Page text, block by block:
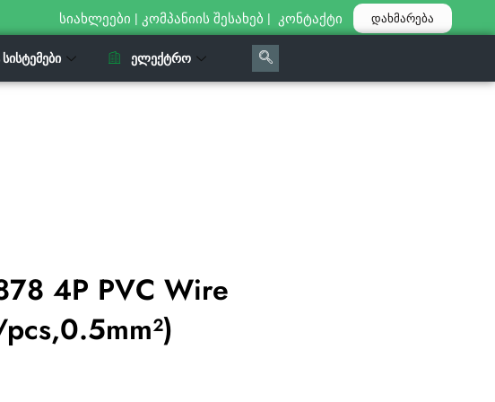
სიახლეები | კომპანიის შესახებ | კონტაქტი დახმარება
ᲔᲚᲔᲥᲢᲠᲝ
4P PVC Wire